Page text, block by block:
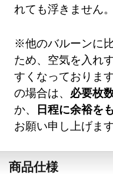
れても浮きません。
※他のバルーンに
ため、空気を入れ
すくなっておりま
の場合は、 必要枚
か、
日程に余裕を
お願い申し上げます
商品仕様